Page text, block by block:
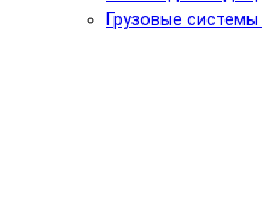
Грузовые